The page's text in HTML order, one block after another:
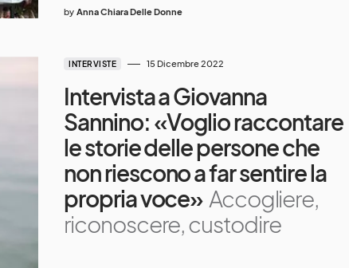
by Anna Chiara Delle Donne
INTERVISTE 15 Dicembre 2022
Intervista a Giovanna
Sannino: «Voglio raccontare
le storie delle persone che
non riescono a far sentire la
propria voce» Accogliere,
riconoscere, custodire